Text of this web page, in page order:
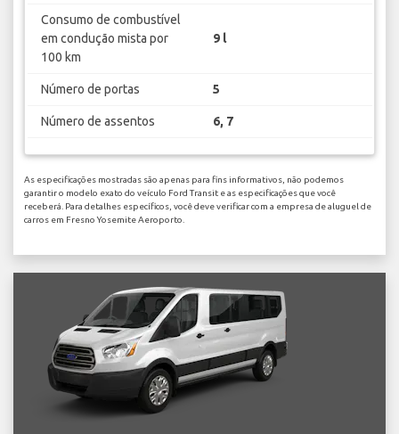
Consumo de combustível
em condução mista por
100 km
9 l
Número de portas 5
Número de assentos 6, 7
As especificações mostradas são apenas para fins informativos, não podemos
garantir o modelo exato do veículo Ford Transit e as especificações que você
receberá. Para detalhes específicos, você deve verificar com a empresa de aluguel de
carros em Fresno Yosemite Aeroporto.